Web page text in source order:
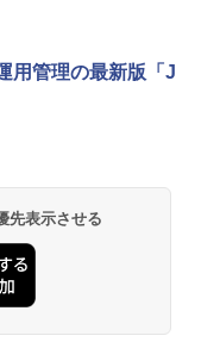
用管理の最新版「J
先表示させる